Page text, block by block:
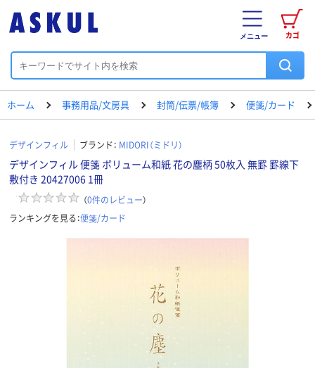
カゴ
メニュー
ホーム 事務用品/文房具 封筒/伝票/帳簿 便箋/カード
デザインフィル ブランド： MIDORI（ミドリ）
デザインフィル 便箋 ボリューム和紙 花の塵柄 50枚入 無罫 罫線下
敷付き 20427006 1冊
（0件のレビュー）
ランキングを見る：便箋/カード